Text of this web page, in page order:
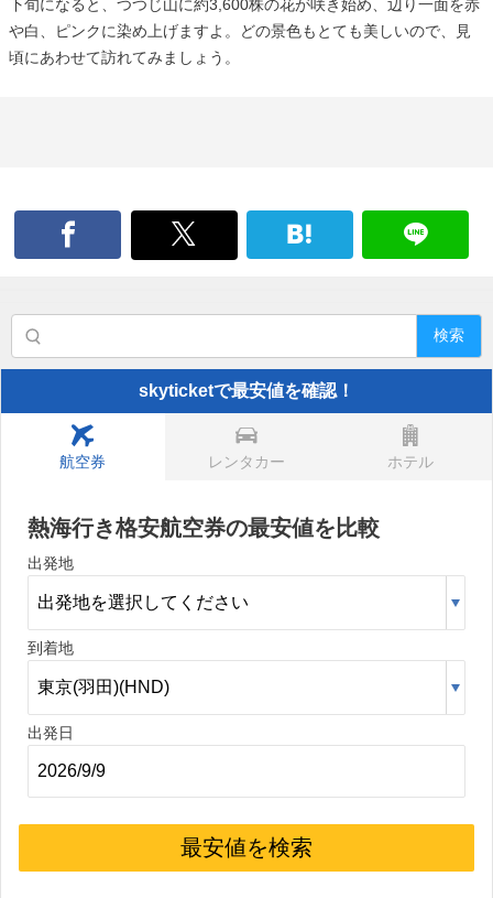
下旬になると、つつじ山に約3,600株の花が咲き始め、辺り一面を赤
や白、ピンクに染め上げますよ。どの景色もとても美しいので、見
頃にあわせて訪れてみましょう。
検索
skyticketで最安値を確認！
航空券 レンタカー ホテル
熱海行き格安航空券の最安値を比較
出発地
到着地
出発日
最安値を検索